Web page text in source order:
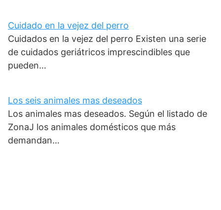
Cuidado en la vejez del perro
Cuidados en la vejez del perro Existen una serie
de cuidados geriátricos imprescindibles que
pueden…
Los seis animales mas deseados
Los animales mas deseados. Según el listado de
ZonaJ los animales domésticos que más
demandan…